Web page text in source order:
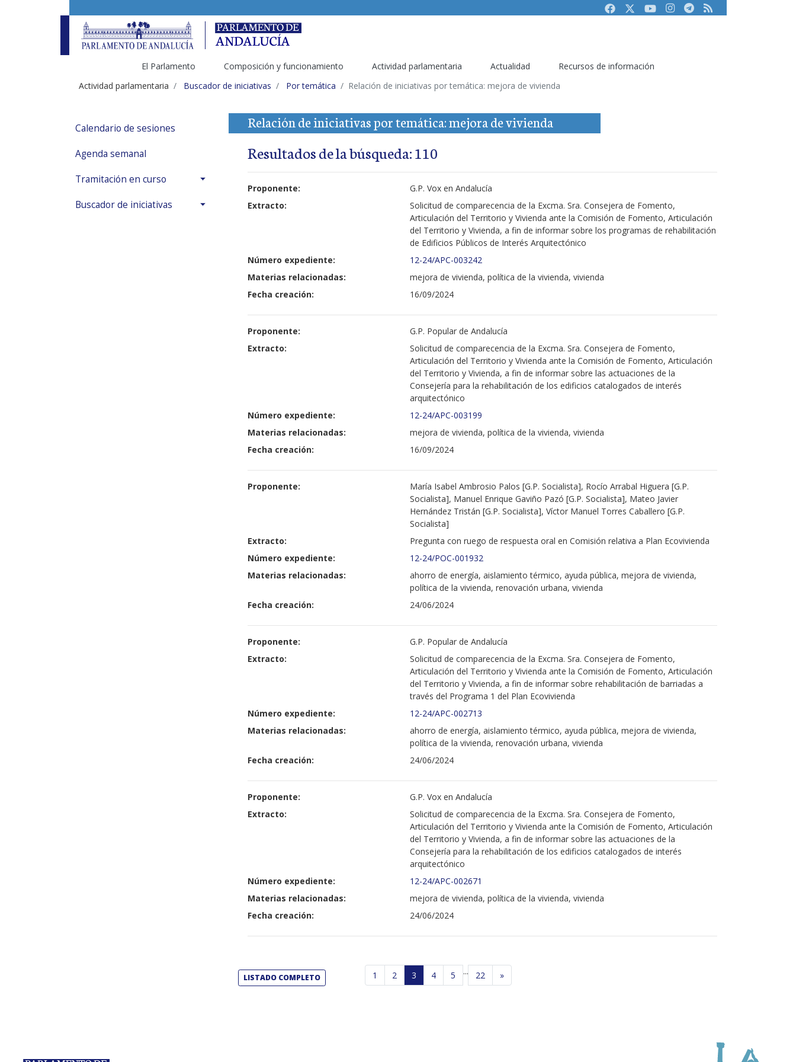
FacebookTwitterYoutubeInstagram
Telegram
RSS
El Parlamento Composición y funcionamiento Actividad parlamentaria Actualidad
Recursos de información
Actividad parlamentaria
Buscador de iniciativas Por temática Relación de iniciativas por temática: mejora de vivienda
Calendario de sesiones
Agenda semanal
Tramitación en curso
Buscador de iniciativas
Relación de iniciativas por temática: mejora de vivienda
Resultados de la búsqueda: 110
Proponente:
G.P. Vox en Andalucía
Extracto:
Solicitud de comparecencia de la Excma. Sra. Consejera de Fomento,
Articulación del Territorio y Vivienda ante la Comisión de Fomento, Articulación
del Territorio y Vivienda, a fin de informar sobre los programas de rehabilitación
de Edificios Públicos de Interés Arquitectónico
Número expediente:
12-24/APC-003242
Materias relacionadas:
mejora de vivienda, política de la vivienda, vivienda
Fecha creación:
16/09/2024
Proponente:
G.P. Popular de Andalucía
Extracto:
Solicitud de comparecencia de la Excma. Sra. Consejera de Fomento,
Articulación del Territorio y Vivienda ante la Comisión de Fomento, Articulación
del Territorio y Vivienda, a fin de informar sobre las actuaciones de la
Consejería para la rehabilitación de los edificios catalogados de interés
arquitectónico
Número expediente:
12-24/APC-003199
Materias relacionadas:
mejora de vivienda, política de la vivienda, vivienda
Fecha creación:
16/09/2024
Proponente:
María Isabel Ambrosio Palos [G.P. Socialista], Rocío Arrabal Higuera [G.P.
Socialista], Manuel Enrique Gaviño Pazó [G.P. Socialista], Mateo Javier
Hernández Tristán [G.P. Socialista], Víctor Manuel Torres Caballero [G.P.
Socialista]
Extracto:
Pregunta con ruego de respuesta oral en Comisión relativa a Plan Ecovivienda
Número expediente:
12-24/POC-001932
Materias relacionadas:
ahorro de energía, aislamiento térmico, ayuda pública, mejora de vivienda,
política de la vivienda, renovación urbana, vivienda
Fecha creación:
24/06/2024
Proponente:
G.P. Popular de Andalucía
Extracto:
Solicitud de comparecencia de la Excma. Sra. Consejera de Fomento,
Articulación del Territorio y Vivienda ante la Comisión de Fomento, Articulación
del Territorio y Vivienda, a fin de informar sobre rehabilitación de barriadas a
través del Programa 1 del Plan Ecovivienda
Número expediente:
12-24/APC-002713
Materias relacionadas:
ahorro de energía, aislamiento térmico, ayuda pública, mejora de vivienda,
política de la vivienda, renovación urbana, vivienda
Fecha creación:
24/06/2024
Proponente:
G.P. Vox en Andalucía
Extracto:
Solicitud de comparecencia de la Excma. Sra. Consejera de Fomento,
Articulación del Territorio y Vivienda ante la Comisión de Fomento, Articulación
del Territorio y Vivienda, a fin de informar sobre las actuaciones de la
Consejería para la rehabilitación de los edificios catalogados de interés
arquitectónico
Número expediente:
12-24/APC-002671
Materias relacionadas:
mejora de vivienda, política de la vivienda, vivienda
Fecha creación:
24/06/2024
LISTADO COMPLETO 1 2 3 4 5 ... 22 »